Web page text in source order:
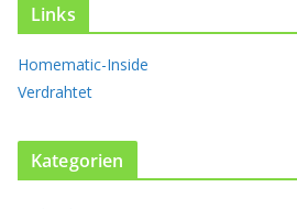
e
n
u
.
Links
Homematic-Inside
Verdrahtet
Kategorien